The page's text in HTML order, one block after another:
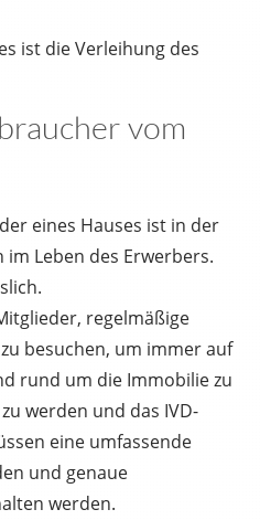
ist die Verleihung des
vom
eines Hauses ist in der
Leben des Erwerbers.
regelmäßige
besuchen, um immer auf
rund um die Immobilie zu
werden und das IVD-
eine umfassende
und genaue
werden.